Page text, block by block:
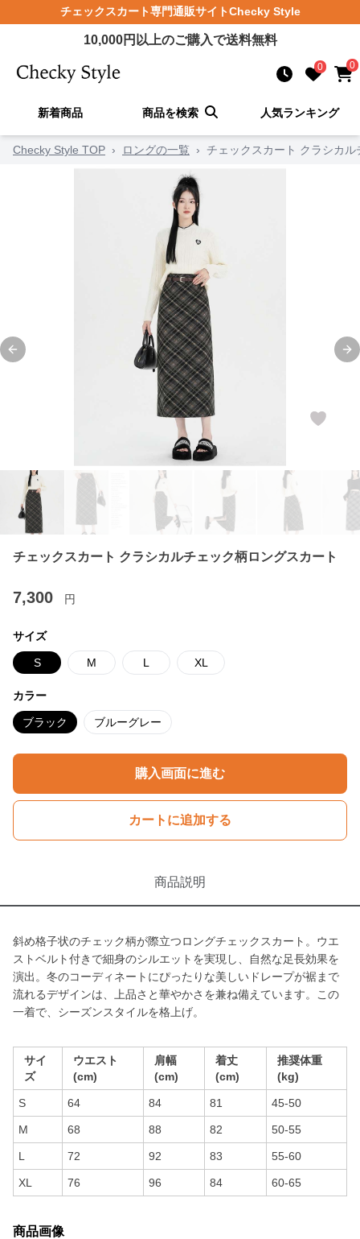
チェックスカート専門通販サイトChecky Style
10,000円以上のご購入で送料無料
0 0
新着商品 商品を検索 人気ランキング
Checky Style TOP › ロングの一覧 › チェックスカート クラシカ
Previous slide
チェックスカート クラシカルチェック柄ロングスカート
7,300 円
サイズ
S M L XL
カラー
ブラック ブルーグレー
購入画面に進む
カートに追加する
商品説明
斜め格子状のチェック柄が際立つロングチェックスカート。ウエ
ストベルト付きで細身のシルエットを実現し、自然な足長効果を
演出。冬のコーディネートにぴったりな美しいドレープが裾まで
流れるデザインは、上品さと華やかさを兼ね備えています。この
一着で、シーズンスタイルを格上げ。
サイ
ズ
ウエスト
(cm)
肩幅
(cm)
着丈
(cm)
推奨体重
(kg)
S 64 84 81 45-50
M 68 88 82 50-55
L 72 92 83 55-60
XL 76 96 84 60-65
商品画像